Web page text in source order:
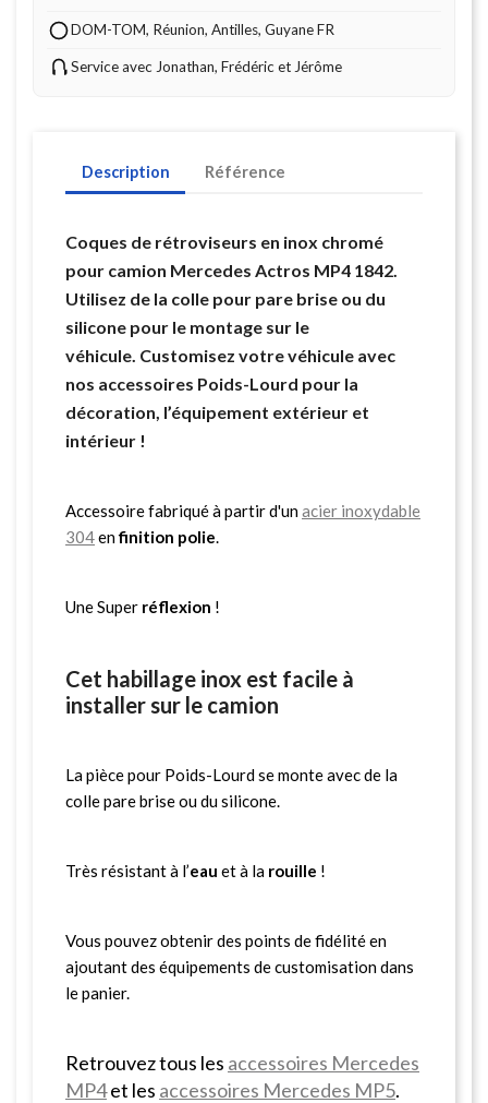
DOM-TOM, Réunion, Antilles, Guyane FR
Service avec Jonathan, Frédéric et Jérôme
Description Référence
Coques de rétroviseurs en inox chromé
pour camion Mercedes Actros MP4 1842.
Utilisez de la colle pour pare brise ou du
silicone pour le montage sur le
véhicule. Customisez votre véhicule avec
nos accessoires Poids-Lourd pour la
décoration, l’équipement extérieur et
intérieur !
Accessoire fabriqué à partir d'unacier inoxydable
304enfinition polie.
Une Super réflexion !
Cet habillage inox est facile à
installer sur le camion
La pièce pour Poids-Lourd se monte avec de la
colle pare brise ou du silicone.
Très résistant à l’eau et à la rouille !
Vous pouvez obtenir des points de fidélité en
ajoutant des équipements de customisation dans
le panier.
Retrouvez tous les accessoires Mercedes
MP4et les accessoires Mercedes MP5.